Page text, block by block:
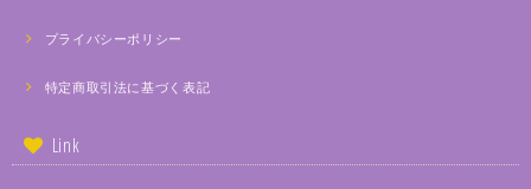
プライバシーポリシー
特定商取引法に基づく表記
Link